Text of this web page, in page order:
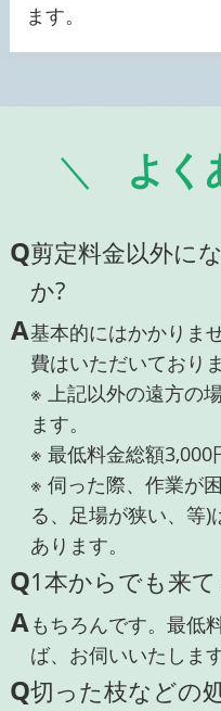
ます。
よく
Q剪定料金以外に
か?
A基本的にはかかりま
費はいただいており
※ 上記以外の遠方の
ます。
※ 最低料金総額3,000
※ 伺った際、作業が
る、足場が狭い、等)
あります。
Q1本からでも来
Aもちろんです。最低
ば、お伺いいたします
Q切った枝などの